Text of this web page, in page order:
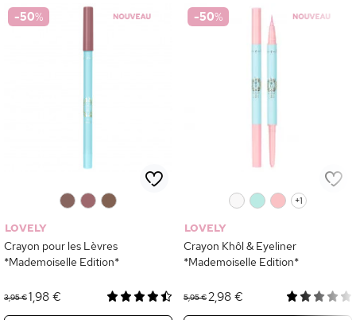
-50%
LOVELY
Crayon pour les Lèvres
*Mademoiselle Edition*
3,95 €1,98 €
-50%
+1
LOVELY
Crayon Khôl & Eyeliner
*Mademoiselle Edition*
5,95 €2,98 €